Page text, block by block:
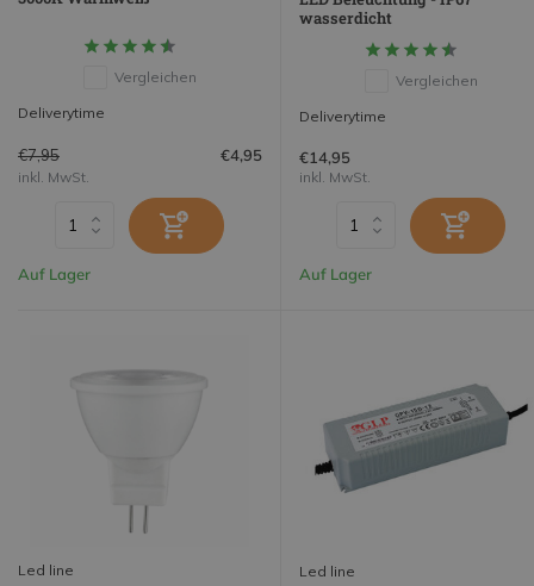
Vergleichen
Deliverytime
€7,95 €4,95
inkl. MwSt.
Auf Lager
wasserdicht
Vergleichen
Deliverytime
€14,95
inkl. MwSt.
Auf Lager
Led line Led line